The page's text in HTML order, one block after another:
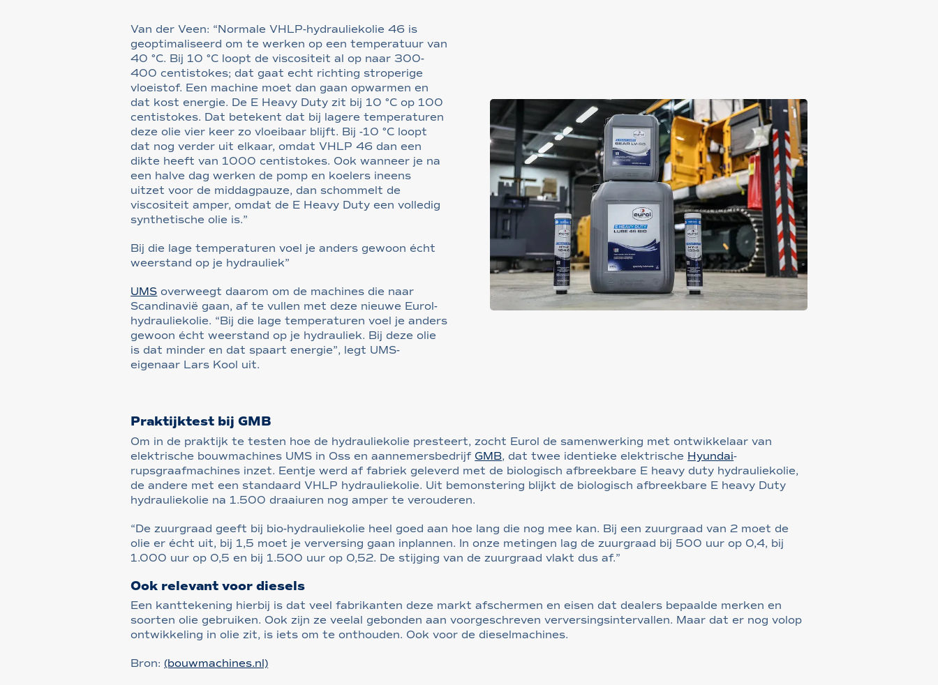
Van der Veen: “Normale VHLP-hydrauliekolie 46 is
geoptimaliseerd om te werken op een temperatuur van
40 °C. Bij 10 °C loopt de viscositeit al op naar 300-
400 centistokes; dat gaat echt richting stroperige
vloeistof. Een machine moet dan gaan opwarmen en
dat kost energie. De E Heavy Duty zit bij 10 °C op 100
centistokes. Dat betekent dat bij lagere temperaturen
deze olie vier keer zo vloeibaar blijft. Bij -10 °C loopt
dat nog verder uit elkaar, omdat VHLP 46 dan een
dikte heeft van 1000 centistokes. Ook wanneer je na
een halve dag werken de pomp en koelers ineens
uitzet voor de middagpauze, dan schommelt de
viscositeit amper, omdat de E Heavy Duty een volledig
synthetische olie is.”
Bij die lage temperaturen voel je anders gewoon écht
weerstand op je hydrauliek”
UMS overweegt daarom om de machines die naar
Scandinavië gaan, af te vullen met deze nieuwe Eurol-
hydrauliekolie. “Bij die lage temperaturen voel je anders
gewoon écht weerstand op je hydrauliek. Bij deze olie
is dat minder en dat spaart energie”, legt UMS-
eigenaar Lars Kool uit.
Praktijktest bij GMB
Om in de praktijk te testen hoe de hydrauliekolie presteert, zocht Eurol de samenwerking met ontwikkelaar van
elektrische bouwmachines UMS in Oss en aannemersbedrijf GMB, dat twee identieke elektrische Hyundai-
rupsgraafmachines inzet. Eentje werd af fabriek geleverd met de biologisch afbreekbare E heavy duty hydrauliekolie,
de andere met een standaard VHLP hydrauliekolie. Uit bemonstering blijkt de biologisch afbreekbare E heavy Duty
hydrauliekolie na 1.500 draaiuren nog amper te verouderen.
“De zuurgraad geeft bij bio-hydrauliekolie heel goed aan hoe lang die nog mee kan. Bij een zuurgraad van 2 moet de
olie er écht uit, bij 1,5 moet je verversing gaan inplannen. In onze metingen lag de zuurgraad bij 500 uur op 0,4, bij
1.000 uur op 0,5 en bij 1.500 uur op 0,52. De stijging van de zuurgraad vlakt dus af.”
Ook relevant voor diesels
Een kanttekening hierbij is dat veel fabrikanten deze markt afschermen en eisen dat dealers bepaalde merken en
soorten olie gebruiken. Ook zijn ze veelal gebonden aan voorgeschreven verversingsintervallen. Maar dat er nog volop
ontwikkeling in olie zit, is iets om te onthouden. Ook voor de dieselmachines.
Bron: (bouwmachines.nl)